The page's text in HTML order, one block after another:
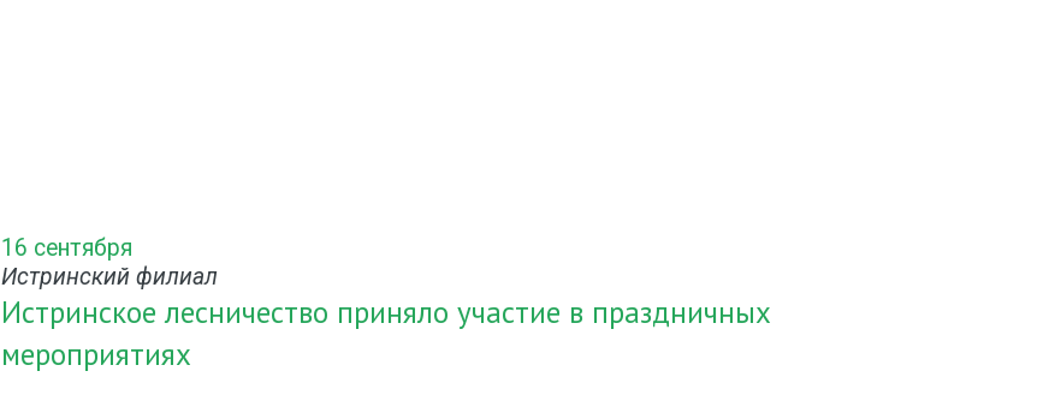
16 сентября
Истринский филиал
Истринское лесничество приняло участие в праздничных
мероприятиях